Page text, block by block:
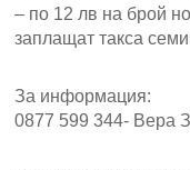
– по 12 лв на брой
заплащат такса
За информация:
0877 599 344- Вера